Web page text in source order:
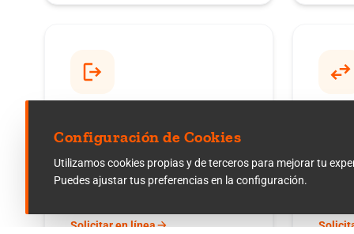
logout
institución.
Solicitar en líneaarrow_forward
swap_horiz
dentro
Configuración de Cookies
Utilizamos cookies propias y de terceros para mejorar tu
Puedes ajustar tus preferencias en la configuración.